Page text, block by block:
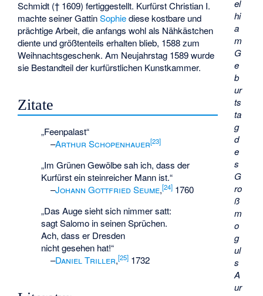
el
hi
a
m
G
e
b
ur
ts
ta
g
d
e
s
G
ro
ß
m
o
g
ul
s
A
ur
Schmidt († 1609) fertiggestellt. Kurfürst Christian I.
machte seiner GattinSophiediese kostbare und
prächtige Arbeit, die anfangs wohl als Nähkästchen
diente und größtenteils erhalten blieb, 1588 zum
Weihnachtsgeschenk. Am Neujahrstag 1589 wurde
sie Bestandteil der kurfürstlichen Kunstkammer.
Zitate
„Feenpalast“
–Arthur Schopenhauer[23]
„Im Grünen Gewölbe sah ich, dass der
Kurfürst ein steinreicher Mann ist.“
–Johann Gottfried Seume,[24]1760
„Das Auge sieht sich nimmer satt:
sagt Salomo in seinen Sprüchen.
Ach, dass er Dresden
nicht gesehen hat!“
–Daniel Triller,[25]1732